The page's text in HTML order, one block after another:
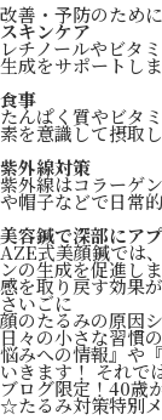
改善・予防のため
スキンケア
レチノールやビタ
生成をサポートし
食事
たんぱく質やビタ
素を意識して摂取
紫外線対策
紫外線はコラーゲ
や帽子などで日常
美容鍼で深部にア
AZE式美顔鍼では
ンの生成を促進し
感を取り戻す効果
さいごに
顔のたるみの原因
日々の小さな習慣
悩みへの情報』や
いきます！ それで
ブログ限定！40歳
☆たるみ対策特別